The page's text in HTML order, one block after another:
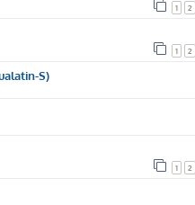
1 2
1 2
S)
1 2